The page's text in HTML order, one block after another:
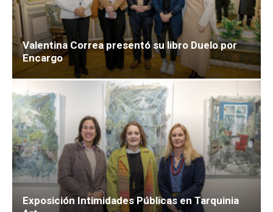
Valentina Correa presentó su libro Duelo por
Encargo
Exposición Intimidades Públicas en Tarquinia